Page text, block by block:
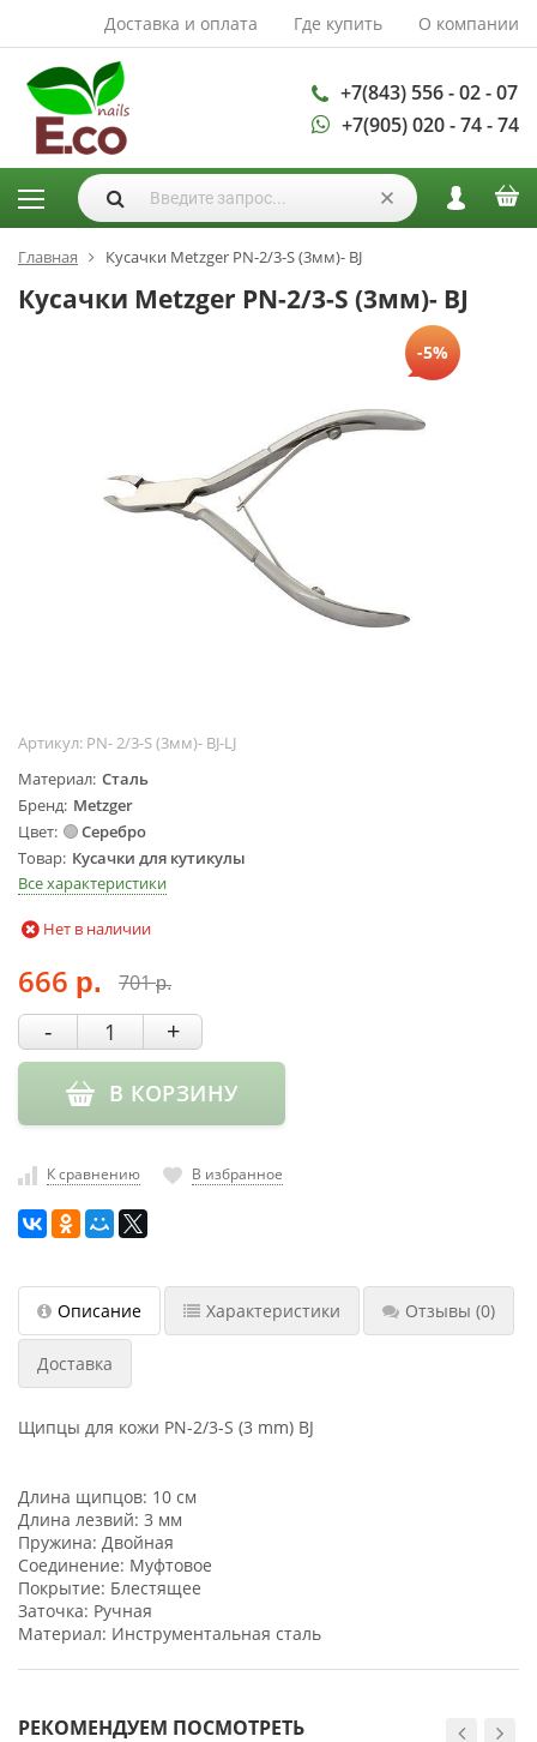
Доставка и оплата Где купить О компании
+7(843) 556 - 02 - 07
+7(905) 020 - 74 - 74
АКСЕССУАРЫ И
РАСХОДНЫЕ
МАТЕРИАЛЫ
Аксессуары
Запасные
лампы
Кисти
Одноразовая
Пилки
моделирования
Дизайн ногтей
ОБОРУДОВАНИЕ
Аппараты для
маникюра и
педикюра
Инструменты
Лампы
Пылесосы
Стерилизаторы
УЗ-ванны
Фрезы и
насадки
Хранение
Главная Кусачки Metzger PN-2/3-S (3мм)- BJ
Кусачки Metzger PN-2/3-S (3мм)- BJ
-5%
Артикул: PN- 2/3-S (3мм)- BJ-LJ
Материал Сталь
Бренд Metzger
Цвет
Серебро
Товар Кусачки для кутикулы
Все характеристики
Нет в наличии
666 р. 701р.
- +
В КОРЗИНУ
К сравнению В избранное
Описание Характеристики Отзывы (0)
Доставка
Щипцы для кожи PN-2/3-S (3 mm) BJ
Длина щипцов: 10 см
Длина лезвий: 3 мм
Пружина: Двойная
Соединение: Муфтовое
Покрытие: Блестящее
Заточка: Ручная
Материал: Инструментальная сталь
РЕКОМЕНДУЕМ ПОСМОТРЕТЬ